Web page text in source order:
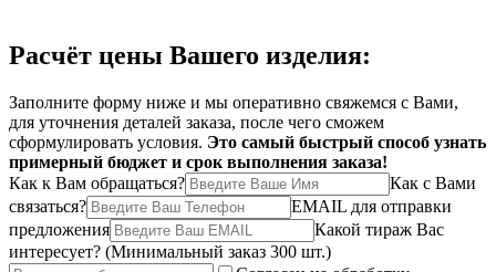
Расчёт цены Вашего изделия:
Заполните форму ниже и мы оперативно свяжемся с Вами,
для уточнения деталей заказа, после чего сможем
сформулировать условия. Это самый быстрый способ узнать
примерный бюджет и срок выполнения заказа!
Как к Вам обращаться?
Как с Вами
связаться?
EMAIL для отправки
предложения
Какой тираж Вас
интересует? (Минимальный заказ 300 шт.)